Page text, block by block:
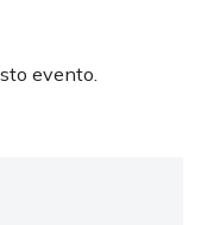
evento.